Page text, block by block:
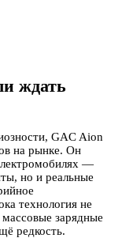
ждать
GAC Aion
на рынке. Он
—
но и реальные
технология не
зарядные
редкость.